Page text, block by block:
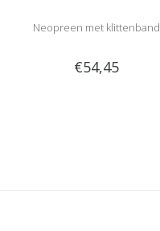
Neopreen met klittenband
€54,45